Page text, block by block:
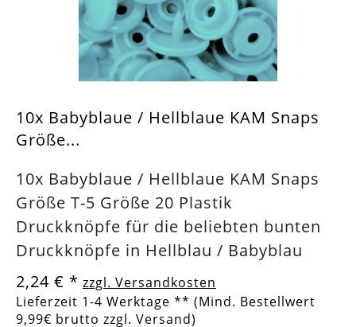
10x Babyblaue / Hellblaue KAM Snaps
Größe...
10x Babyblaue / Hellblaue KAM Snaps
Größe T-5 Größe 20 Plastik
Druckknöpfe für die beliebten bunten
Druckknöpfe in Hellblau / Babyblau
2,24 € * zzgl. Versandkosten
Lieferzeit 1-4 Werktage ** (Mind. Bestellwert
9,99€ brutto zzgl. Versand)